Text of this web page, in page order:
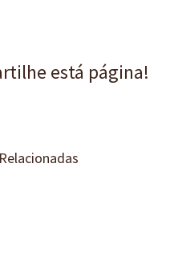
está página!